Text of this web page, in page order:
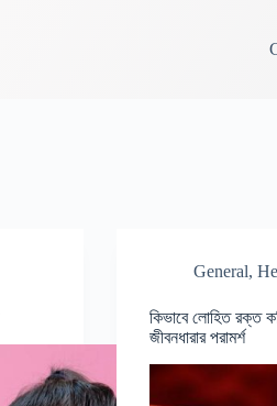
General,
কিভাবে লোহিত রক্ত
জীবনধারার পরামর্শ